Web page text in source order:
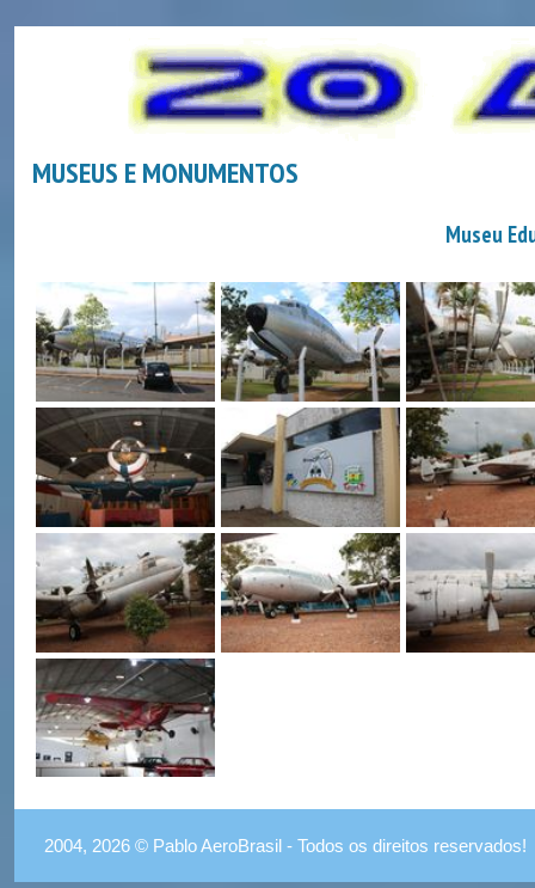
MUSEUS E MONUMENTOS
Museu
2004, 2026 © Pablo AeroBrasil - Todos os direitos reservados!